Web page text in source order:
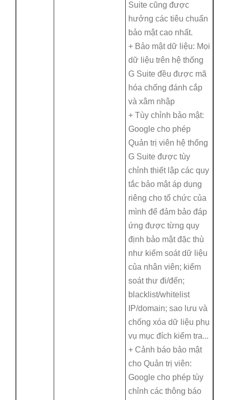
Suite cũng được
hưởng các tiêu chuẩn
bảo mật cao nhất.
+ Bảo mật dữ liệu: Mọi
dữ liệu trên hệ thống
G Suite đều được mã
hóa chống đánh cắp
và xâm nhập
+ Tùy chỉnh bảo mật:
Google cho phép
Quản trị viên hệ thống
G Suite được tùy
chỉnh thiết lập các quy
tắc bảo mật áp dụng
riêng cho tổ chức của
mình để đảm bảo đáp
ứng được từng quy
định bảo mật đặc thù
như kiểm soát dữ liệu
của nhân viên; kiểm
soát thư đi/đến;
blacklist/whitelist
IP/domain; sao lưu và
chống xóa dữ liệu phụ
vụ mục đích kiểm tra...
+ Cảnh báo bảo mật
cho Quản trị viên:
Google cho phép tùy
chỉnh các thông báo